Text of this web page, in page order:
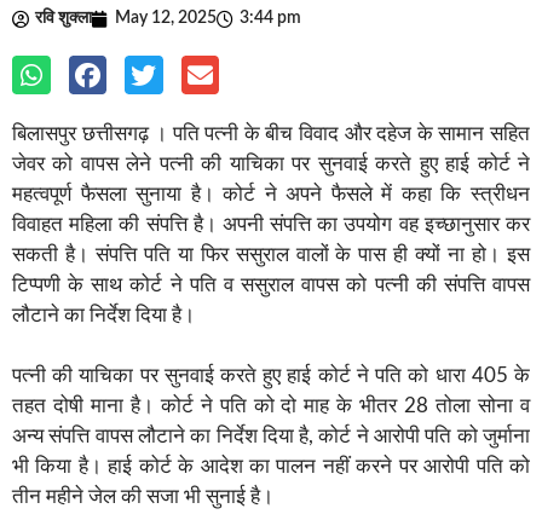
रवि शुक्ला May 12, 2025 3:44 pm
बिलासपुर छत्तीसगढ़ । पति पत्नी के बीच विवाद और दहेज के सामान सहित
जेवर को वापस लेने पत्नी की याचिका पर सुनवाई करते हुए हाई कोर्ट ने
महत्वपूर्ण फैसला सुनाया है। कोर्ट ने अपने फैसले में कहा कि स्त्रीधन
विवाहत महिला की संपत्ति है। अपनी संपत्ति का उपयोग वह इच्छानुसार कर
सकती है। संपत्ति पति या फिर ससुराल वालों के पास ही क्यों ना हो। इस
टिप्पणी के साथ कोर्ट ने पति व ससुराल वापस को पत्नी की संपत्ति वापस
लौटाने का निर्देश दिया है।
पत्नी की याचिका पर सुनवाई करते हुए हाई कोर्ट ने पति को धारा 405 के
तहत दोषी माना है। कोर्ट ने पति को दो माह के भीतर 28 तोला सोना व
अन्य संपत्ति वापस लौटाने का निर्देश दिया है, कोर्ट ने आरोपी पति को जुर्माना
भी किया है। हाई कोर्ट के आदेश का पालन नहीं करने पर आरोपी पति को
तीन महीने जेल की सजा भी सुनाई है।